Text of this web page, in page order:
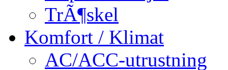
TrÃ¶skel
Komfort / Klimat
AC/ACC-utrustning